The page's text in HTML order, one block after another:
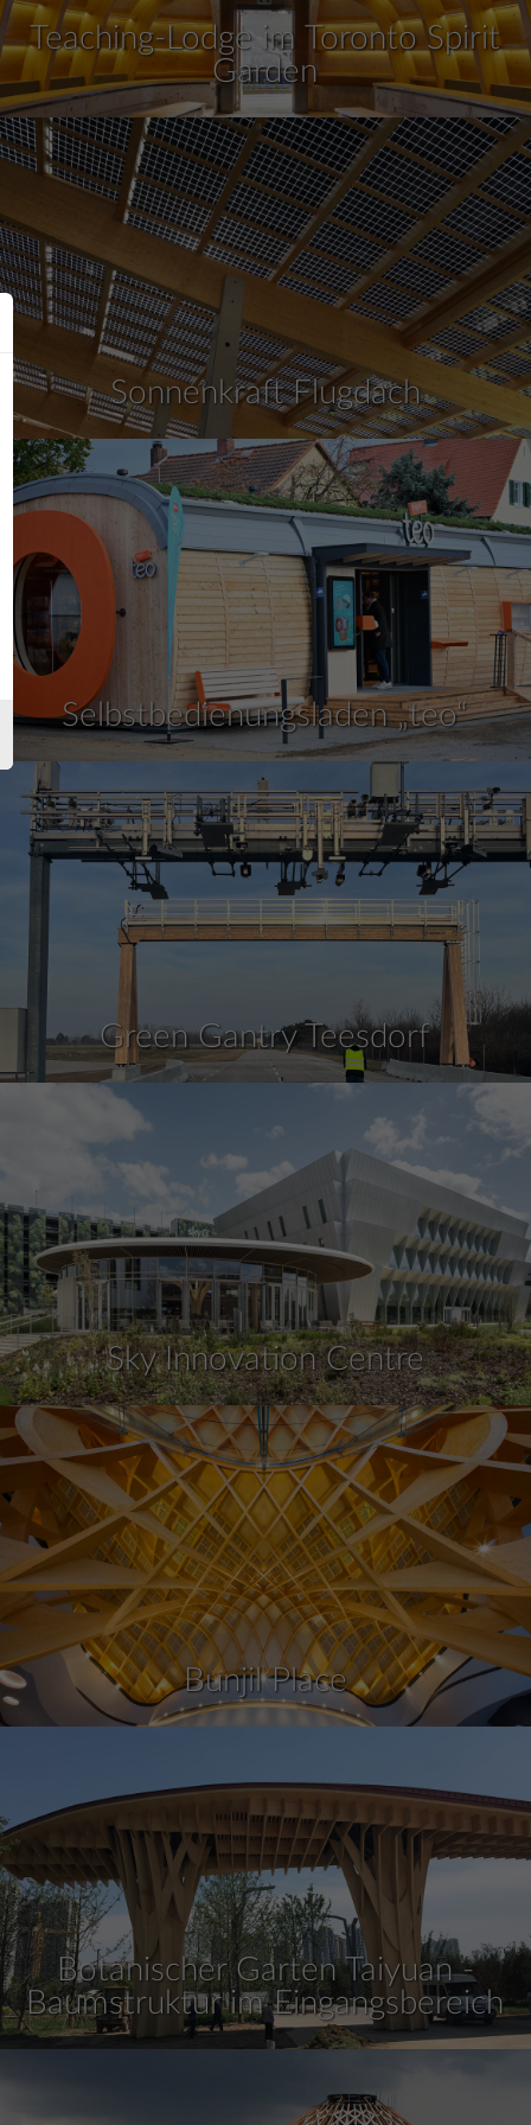
Teaching-Lodge im Toronto Spirit
Garden
Sonnenkraft Flugdach
Selbstbedienungsladen „teo“
Green Gantry Teesdorf
Sky Innovation Centre
Bunjil Place
Botanischer Garten Taiyuan -
Baumstruktur im Eingangsbereich